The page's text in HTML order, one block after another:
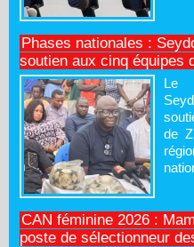
Phases nationales :
soutien aux cinq équipes
Le
de
CAN féminine 2026 :
poste de sélectionneur